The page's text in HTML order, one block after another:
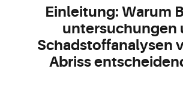
Einleitung: Warum
untersuchungen
Schadstoff­analysen
Abriss